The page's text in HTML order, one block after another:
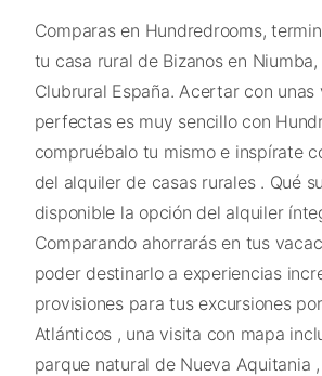
Comparas en Hundredrooms,
tu casa rural de Bizanos en
Clubrural España. Acertar con unas
perfectas es muy sencillo con
compruébalo tu mismo e inspírate
del alquiler de casas rurales . Qué
disponible la opción del alquiler
Comparando ahorrarás en tus
poder destinarlo a experiencias
provisiones para tus excursiones
Atlánticos , una visita con mapa
parque natural de Nueva Aquitania